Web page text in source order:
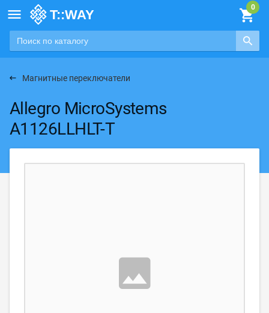

Магнитные переключатели
Allegro MicroSystems
A1126LLHLT-T